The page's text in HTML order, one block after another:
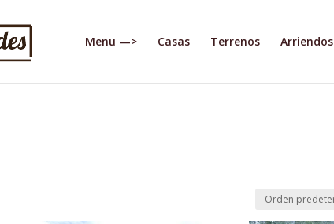
Menu —> Casas Terrenos Arriendos